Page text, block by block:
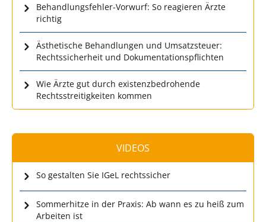
Behandlungsfehler-Vorwurf: So reagieren Ärzte
richtig
Ästhetische Behandlungen und Umsatzsteuer:
Rechtssicherheit und Dokumentationspflichten
Wie Ärzte gut durch existenzbedrohende
Rechtsstreitigkeiten kommen
VIDEOS
So gestalten Sie IGeL rechtssicher
Sommerhitze in der Praxis: Ab wann es zu heiß zum
Arbeiten ist